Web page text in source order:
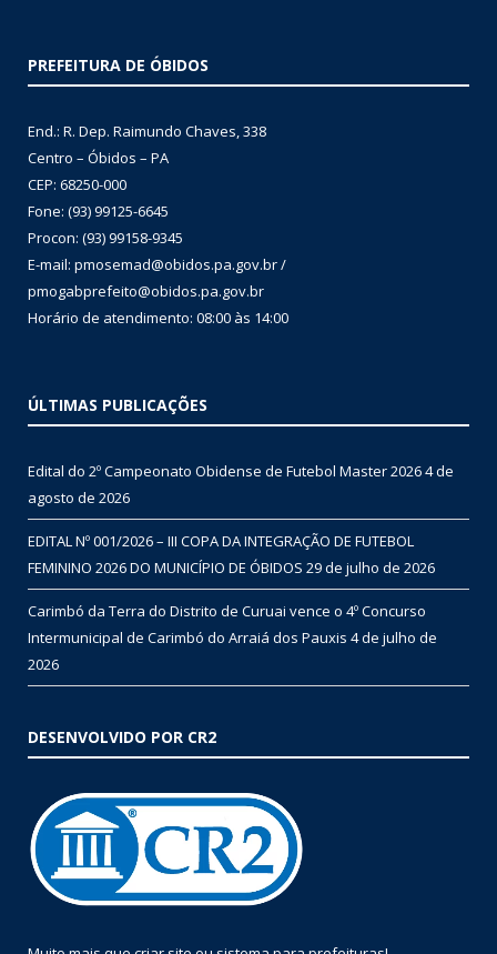
PREFEITURA DE ÓBIDOS
End.: R. Dep. Raimundo Chaves, 338
Centro – Óbidos – PA
CEP: 68250-000
Fone: (93) 99125-6645
Procon: (93) 99158-9345
E-mail: pmosemad@obidos.pa.gov.br /
pmogabprefeito@obidos.pa.gov.br
Horário de atendimento: 08:00 às 14:00
ÚLTIMAS PUBLICAÇÕES
Edital do 2º Campeonato Obidense de Futebol Master 20264 de
agosto de 2026
EDITAL Nº 001/2026 – III COPA DA INTEGRAÇÃO DE FUTEBOL
FEMININO 2026 DO MUNICÍPIO DE ÓBIDOS 29 de julho de 2026
Carimbó da Terra do Distrito de Curuai vence o 4º Concurso
Intermunicipal de Carimbó do Arraiá dos Pauxis 4 de julho de
2026
DESENVOLVIDO POR CR2